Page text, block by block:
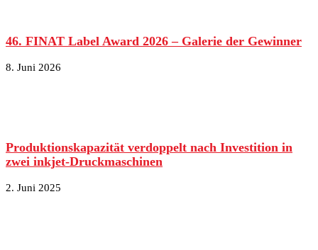
46. FINAT Label Award 2026 – Galerie der Gewinner
8. Juni 2026
Produktionskapazität verdoppelt nach Investition in
zwei inkjet-Druckmaschinen
2. Juni 2025